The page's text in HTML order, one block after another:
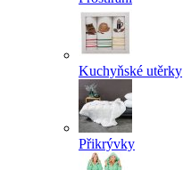
Kuchyňské utěrky
Přikrývky